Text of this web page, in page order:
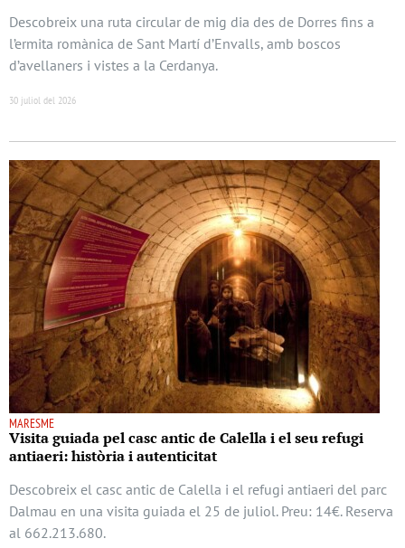
Descobreix una ruta circular de mig dia des de Dorres fins a
l’ermita romànica de Sant Martí d’Envalls, amb boscos
d’avellaners i vistes a la Cerdanya.
30 juliol del 2026
MARESME
Visita guiada pel casc antic de Calella i el seu refugi
antiaeri: història i autenticitat
Descobreix el casc antic de Calella i el refugi antiaeri del parc
Dalmau en una visita guiada el 25 de juliol. Preu: 14€. Reserva
al 662.213.680.